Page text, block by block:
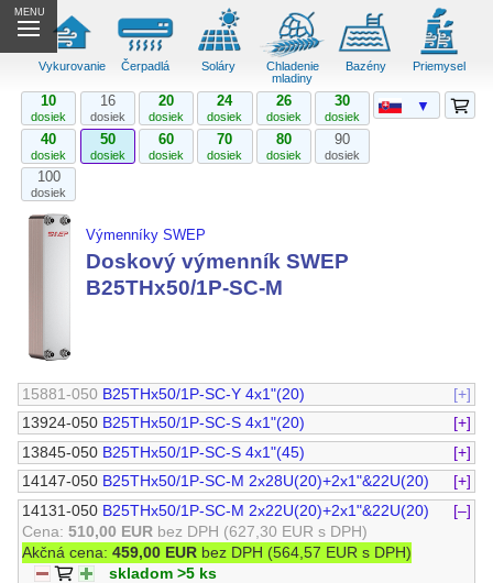
MENU
Vykurovanie Čerpadlá Soláry
Chladenie
mladiny
Bazény Priemysel
10
dosiek
16
dosiek
20
dosiek
24
dosiek
26
dosiek
30
dosiek
40
dosiek
50
dosiek
60
dosiek
70
dosiek
80
dosiek
90
dosiek
100
dosiek
Výmenníky SWEP
Doskový výmenník SWEP
B25THx50/1P-SC-M
15881-050 B25THx50/1P-SC-Y 4x1"(20)
[+]
13924-050 B25THx50/1P-SC-S 4x1"(20)
[+]
13845-050 B25THx50/1P-SC-S 4x1"(45)
[+]
14147-050 B25THx50/1P-SC-M 2x28U(20)+2x1"&22U(20)
[+]
14131-050 B25THx50/1P-SC-M 2x22U(20)+2x1"&22U(20)
[–]
Cena:510,00 EUR bez DPH (627,30 EUR s DPH)
Akčná cena:459,00 EUR bez DPH (564,57 EUR s DPH)
skladom >5 ks
▼